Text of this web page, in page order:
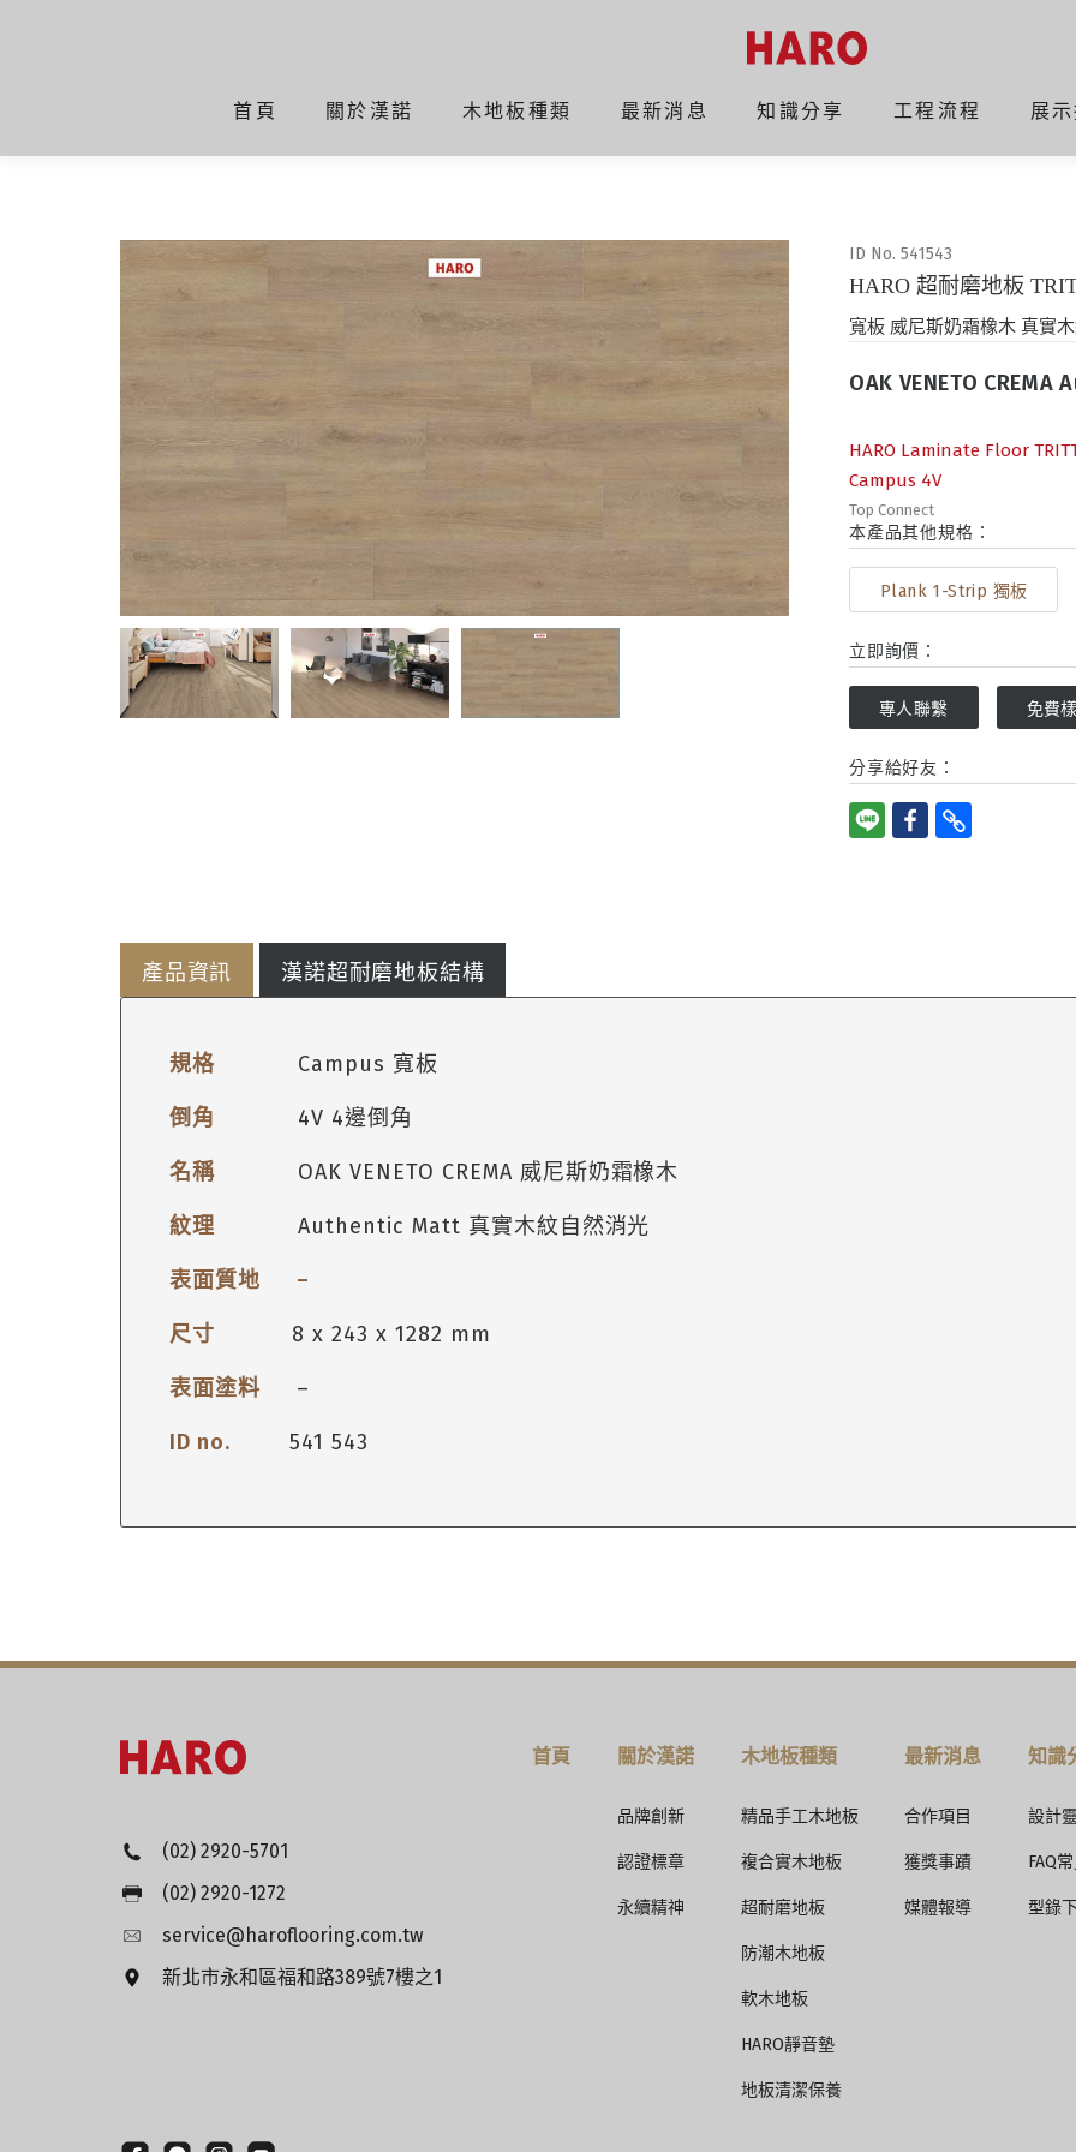
首頁 關於漢諾 木地板種類 最新消息 知識分享 工程流程 展
ID No. 541543
HARO 超耐磨地板
寬板 威尼斯奶霜橡木 真實
OAK VENETO
HARO Laminate Floor
Campus 4V
Top Connect
本產品其他規格：
Plank 1-Strip 獨板
立即詢價：
專人聯繫 免費
分享給好友：
產品資訊 漢諾超耐磨地板結構
規格 Campus 寬板
倒角 4V 4邊倒角
名稱 OAK VENETO CREMA 威尼斯奶霜橡木
紋理Authentic Matt 真實木紋自然消光
表面質地 –
尺寸 8 x 243 x 1282 mm
表面塗料 –
ID no.541 543
抗潮濕、防紫外線(UV)侵害
3. 獨家AquaResist特殊抗潮生產技術的高密度纖維板(HDF)，歐盟有機揮發物健康E1等級
4. 平衡層
不讓濕氣有機會從地面滲透，並保持板材平整度
5. 可搭配選購漢諾專業靜音墊Silent Pro、EPS防潮靜音墊
(02) 2920-5701
(02) 2920-1272
service@haroflooring.com.tw
新北市永和區福和路389號7樓之1
首頁 關於漢諾
品牌創新
認證標章
永續精神
木地板種類
精品手工木地板
複合實木地板
超耐磨地板
防潮木地板
軟木地板
HARO靜音墊
地板清潔保養
最新消息
合作項目
獲獎事蹟
媒體報導
知識
設計
FAQ
型錄